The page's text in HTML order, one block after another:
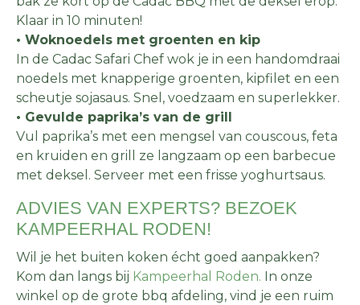
Klaar in 10 minuten!
• Woknoedels met groenten en kip
In de Cadac Safari Chef wok je in een handomdraai
noedels met knapperige groenten, kipfilet en een
scheutje sojasaus. Snel, voedzaam en superlekker.
• Gevulde paprika’s van de grill
Vul paprika’s met een mengsel van couscous, feta
en kruiden en grill ze langzaam op een barbecue
met deksel. Serveer met een frisse yoghurtsaus.
ADVIES VAN EXPERTS? BEZOEK
KAMPEERHAL RODEN!
Wil je het buiten koken écht goed aanpakken?
Kom dan langs bij Kampeerhal Roden. In onze
winkel op de grote bbq afdeling, vind je een ruim